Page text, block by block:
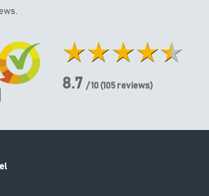
8.7 / 10 (105 reviews)